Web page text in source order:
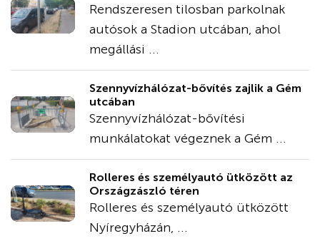
Rendszeresen tilosban parkolnak
autósok a Stadion utcában, ahol
megállási ...
Szennyvízhálózat-bővítés zajlik a Gém
utcában
Szennyvízhálózat-bővítési
munkálatokat végeznek a Gém ...
Rolleres és személyautó ütközött az
Országzászló téren
Rolleres és személyautó ütközött
Nyíregyházán, ...